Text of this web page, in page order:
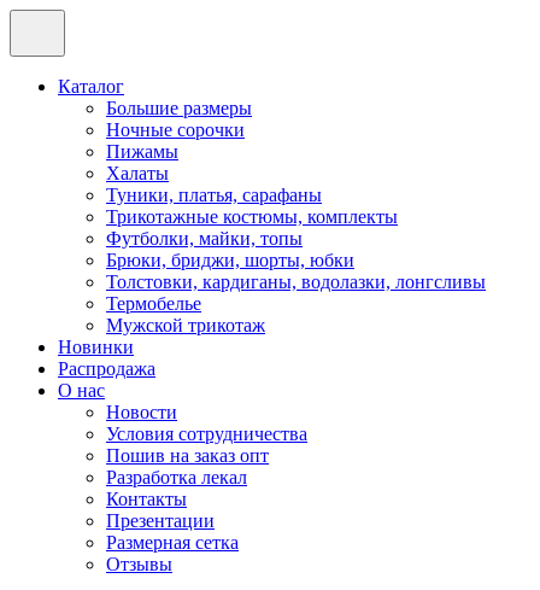
Каталог
Большие размеры
Ночные сорочки
Пижамы
Халаты
Туники, платья, сарафаны
Трикотажные костюмы, комплекты
Футболки, майки, топы
Брюки, бриджи, шорты, юбки
Толстовки, кардиганы, водолазки, лонгсливы
Термобелье
Мужской трикотаж
Новинки
Распродажа
О нас
Новости
Условия сотрудничества
Пошив на заказ опт
Разработка лекал
Контакты
Презентации
Размерная сетка
Отзывы